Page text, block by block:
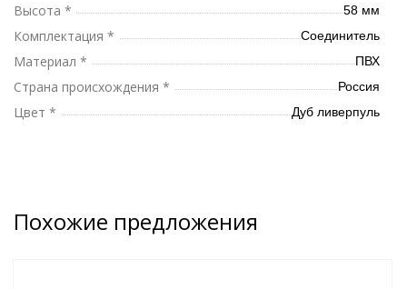
Высота * 58 мм
Комплектация * Соединитель
Материал * ПВХ
Страна происхождения * Россия
Цвет * Дуб ливерпуль
Похожие предложения